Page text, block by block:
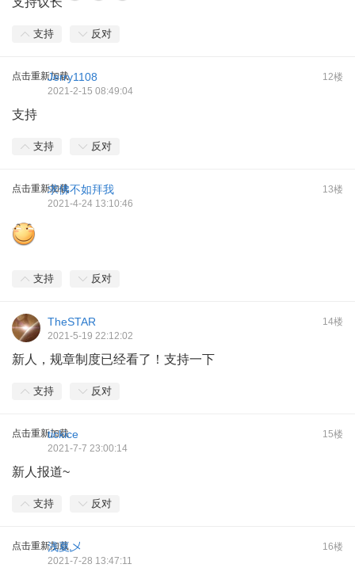
支持 反对
点击重新加载 12楼
Jerry1108
2021-2-15 08:49:04
支持
支持 反对
点击重新加载 13楼
求佛不如拜我
2021-4-24 13:10:46
支持 反对
14楼
TheSTAR
2021-5-19 22:12:02
新人，规章制度已经看了！支持一下
支持 反对
点击重新加载 15楼
tickice
2021-7-7 23:00:14
新人报道~
支持 反对
点击重新加载 16楼
浅夏乄
2021-7-28 13:47:11